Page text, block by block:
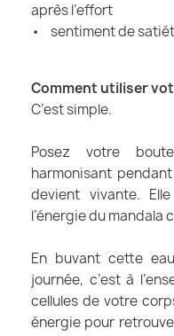
après l’effort
• sentiment de
Comment utiliser
C’est simple.
Posez votre
harmonisant
devient vivante.
l’énergie du mandala
En buvant cette
journée, c’est à
cellules de votre
énergie pour